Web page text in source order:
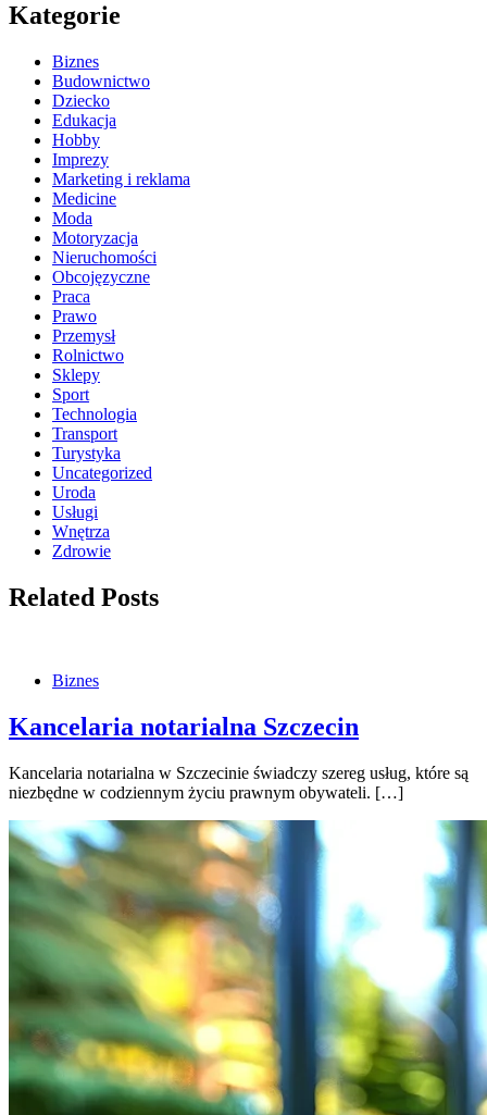
Kategorie
Biznes
Budownictwo
Dziecko
Edukacja
Hobby
Imprezy
Marketing i reklama
Medicine
Moda
Motoryzacja
Nieruchomości
Obcojęzyczne
Praca
Prawo
Przemysł
Rolnictwo
Sklepy
Sport
Technologia
Transport
Turystyka
Uncategorized
Uroda
Usługi
Wnętrza
Zdrowie
Related Posts
Biznes
Kancelaria notarialna Szczecin
Kancelaria notarialna w Szczecinie świadczy szereg usług, które są
niezbędne w codziennym życiu prawnym obywateli. […]